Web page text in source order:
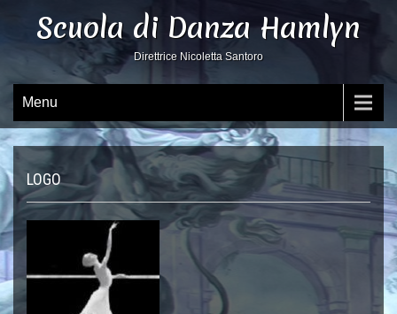
Scuola di Danza Hamlyn
Direttrice Nicoletta Santoro
Menu
LOGO